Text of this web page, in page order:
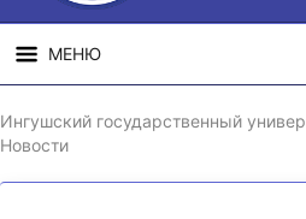
МЕНЮ
СВЕДЕНИЯ ОБ
ОБРАЗОВАТЕЛЬНОЙ
Ингушский государственный
Новости